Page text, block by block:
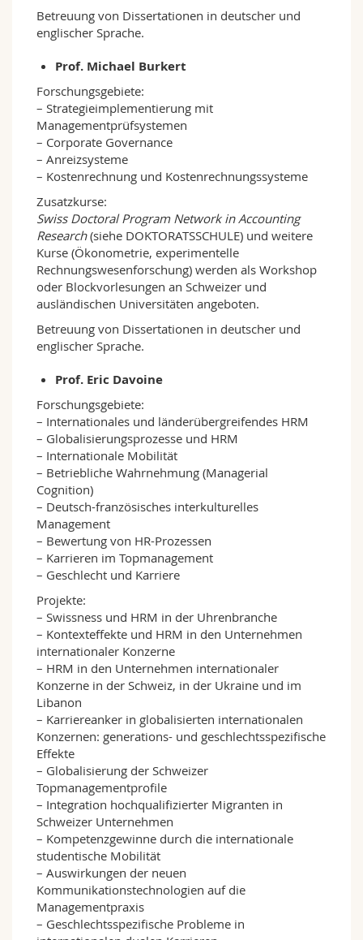
Betreuung von Dissertationen in deutscher und
englischer Sprache.
Prof. Michael Burkert
Forschungsgebiete:
– Strategieimplementierung mit
Managementprüfsystemen
– Corporate Governance
– Anreizsysteme
– Kostenrechnung und Kostenrechnungssysteme
Zusatzkurse:
Swiss Doctoral Program Network in Accounting
Research(siehe DOKTORATSSCHULE) und weitere
Kurse (Ökonometrie, experimentelle
Rechnungswesenforschung) werden als Workshop
oder Blockvorlesungen an Schweizer und
ausländischen Universitäten angeboten.
Betreuung von Dissertationen in deutscher und
englischer Sprache.
Prof. Eric Davoine
Forschungsgebiete:
– Internationales und länderübergreifendes HRM
– Globalisierungsprozesse und HRM
– Internationale Mobilität
– Betriebliche Wahrnehmung (Managerial
Cognition)
– Deutsch-französisches interkulturelles
Management
– Bewertung von HR-Prozessen
– Karrieren im Topmanagement
– Geschlecht und Karriere
Projekte:
– Swissness und HRM in der Uhrenbranche
– Kontexteffekte und HRM in den Unternehmen
internationaler Konzerne
– HRM in den Unternehmen internationaler
Konzerne in der Schweiz, in der Ukraine und im
Libanon
– Karriereanker in globalisierten internationalen
Konzernen: generations- und geschlechtsspezifische
Effekte
– Globalisierung der Schweizer
Topmanagementprofile
– Integration hochqualifizierter Migranten in
Schweizer Unternehmen
– Kompetenzgewinne durch die internationale
studentische Mobilität
– Auswirkungen der neuen
Kommunikationstechnologien auf die
Managementpraxis
– Geschlechtsspezifische Probleme in